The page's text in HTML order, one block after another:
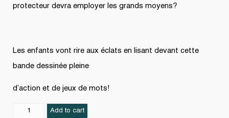
protecteur devra employer les grands moyens?
Les enfants vont rire aux éclats en lisant devant cette
bande dessinée pleine
d’action et de jeux de mots!
Suporcherie Add to cart